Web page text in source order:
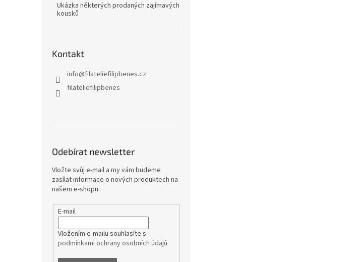
Ukázka některých prodaných zajímavých
kousků
Kontakt
info@filateliefilipbenes.cz
filateliefilipbenes
Odebírat newsletter
Vložte svůj e-mail a my vám budeme
zasílat informace o nových produktech na
našem e-shopu.
E-mail
Vložením e-mailu souhlasíte s
podmínkami ochrany osobních údajů